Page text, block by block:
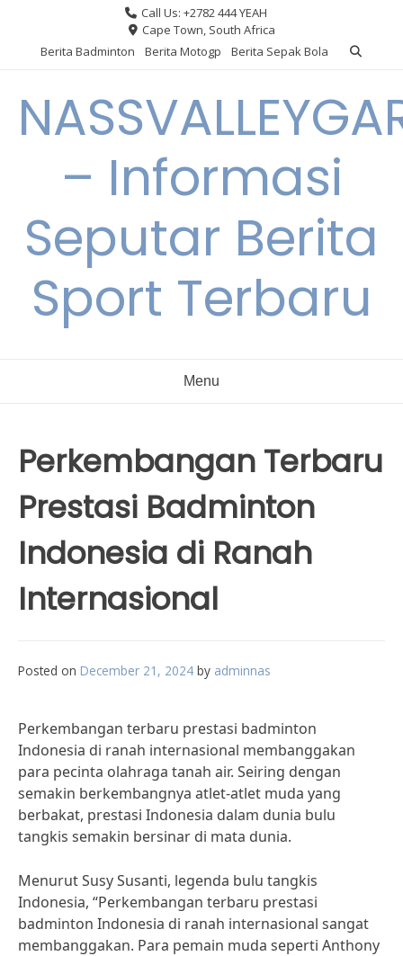
content
Call Us: +2782 444 YEAH
Cape Town, South Africa
Berita Badminton
Berita Motogp Berita Sepak Bola
– Informasi
Seputar Berita
Sport Terbaru
Menu
Perkembangan Terbaru
Prestasi Badminton
Indonesia di Ranah
Internasional
Posted on December 21, 2024 by adminnas
Perkembangan terbaru prestasi badminton
Indonesia di ranah internasional membanggakan
para pecinta olahraga tanah air. Seiring dengan
semakin berkembangnya atlet-atlet muda yang
berbakat, prestasi Indonesia dalam dunia bulu
tangkis semakin bersinar di mata dunia.
Menurut Susy Susanti, legenda bulu tangkis
Indonesia, “Perkembangan terbaru prestasi
badminton Indonesia di ranah internasional sangat
membanggakan. Para pemain muda seperti Anthony